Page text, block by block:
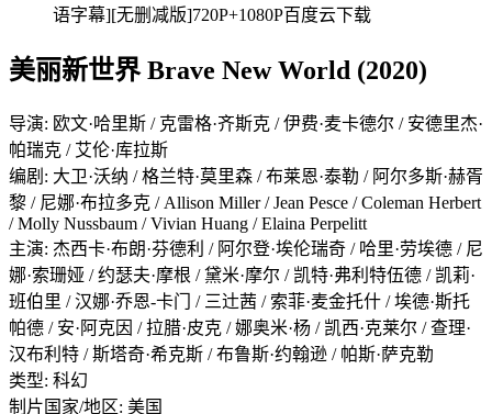
语字幕][无删减版]720P+1080P百度云下载
美丽新世界 Brave New World (2020)
导演: 欧文·哈里斯 / 克雷格·齐斯克 / 伊费·麦卡德尔 / 安德里杰·
帕瑞克 / 艾伦·库拉斯
编剧: 大卫·沃纳 / 格兰特·莫里森 / 布莱恩·泰勒 / 阿尔多斯·赫胥
黎 / 尼娜·布拉多克 / Allison Miller / Jean Pesce / Coleman Herbert
/ Molly Nussbaum / Vivian Huang / Elaina Perpelitt
主演: 杰西卡·布朗·芬德利 / 阿尔登·埃伦瑞奇 / 哈里·劳埃德 / 尼
娜·索珊娅 / 约瑟夫·摩根 / 黛米·摩尔 / 凯特·弗利特伍德 / 凯莉·
班伯里 / 汉娜·乔恩-卡门 / 三辻茜 / 索菲·麦金托什 / 埃德·斯托
帕德 / 安·阿克因 / 拉腊·皮克 / 娜奥米·杨 / 凯西·克莱尔 / 查理·
汉布利特 / 斯塔奇·希克斯 / 布鲁斯·约翰逊 / 帕斯·萨克勒
类型: 科幻
制片国家/地区: 美国